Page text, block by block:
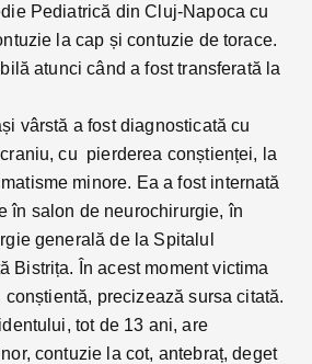
Pediatrică din Cluj-Napoca cu
la cap și contuzie de torace.
atunci când a fost transferată la
vârstă a fost diagnosticată cu
cu pierderea conștienței, la
minore. Ea a fost internată
în salon de neurochirurgie, în
generală de la Spitalul
Bistrița. În acest moment victima
precizează sursa citată.
tot de 13 ani, are
contuzie la cot, antebraț, deget